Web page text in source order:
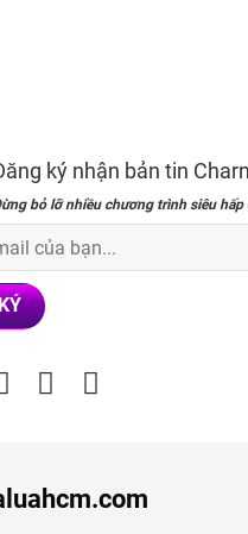
ký nhận bản tin
bỏ lỡ nhiều chương trình siêu hấp